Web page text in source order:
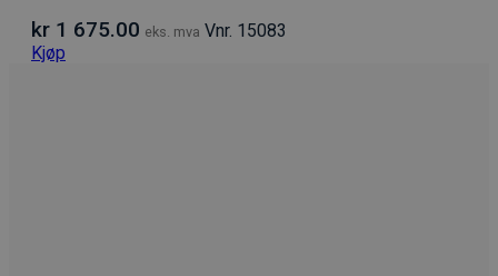
kr 1 675.00 eks. mva Vnr. 15083
Kjøp